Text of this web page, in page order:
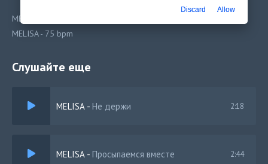
MELISA - 75 bpm
MELISA - 75 bpm
Слушайте еще
MELISA - Не держи 2:18
MELISA - Просыпаемся вместе 2:44
Discard Allow